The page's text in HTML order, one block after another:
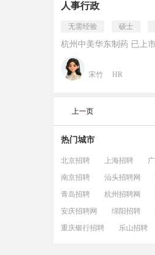
人事行政
无需经验 硕士
杭州中美华东制药 已上市
宋竹 HR
上一页
热门城市
北京招聘 上海招聘
南京招聘
汕头招聘网
青岛招聘
杭州招聘网
安庆招聘网
绵阳招聘
重庆银行招聘
乐山招聘